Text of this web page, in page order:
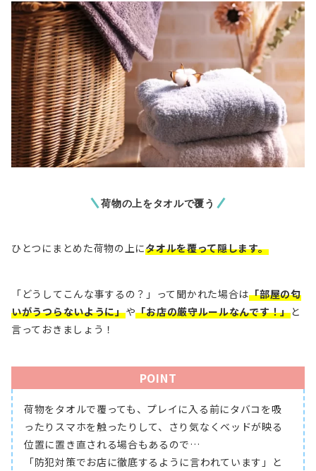
荷物の上をタオルで覆う
ひとつにまとめた荷物の上にタオルを覆って隠します。
「どうしてこんな事するの？」って聞かれた場合は「部屋の匂
いがうつらないように」や「お店の厳守ルールなんです！」と
言っておきましょう！
POINT
荷物をタオルで覆っても、プレイに入る前にタバコを吸
ったりスマホを触ったりして、さり気なくベッドが映る
位置に置き直される場合もあるので…
「防犯対策でお店に徹底するように言われています」と